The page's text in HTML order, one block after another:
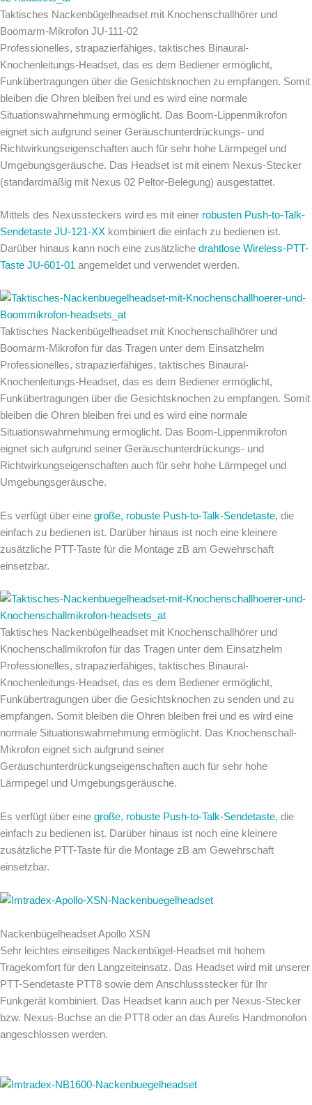
Taktisches Nackenbügelheadset mit Knochenschallhörer und
Boomarm-Mikrofon JU-111-02
Professionelles, strapazierfähiges, taktisches Binaural-
Knochenleitungs-Headset, das es dem Bediener ermöglicht,
Funkübertragungen über die Gesichtsknochen zu empfangen. Somit
bleiben die Ohren bleiben frei und es wird eine normale
Situationswahrnehmung ermöglicht. Das Boom-Lippenmikrofon
eignet sich aufgrund seiner Geräuschunterdrückungs- und
Richtwirkungseigenschaften auch für sehr hohe Lärmpegel und
Umgebungsgeräusche. Das Headset ist mit einem Nexus-Stecker
(standardmäßig mit Nexus 02 Peltor-Belegung) ausgestattet.
Mittels des Nexussteckers wird es mit einer robusten Push-to-Talk-
Sendetaste JU-121-XX kombiniert die einfach zu bedienen ist.
Darüber hinaus kann noch eine zusätzliche drahtlose Wireless-PTT-
Taste JU-601-01 angemeldet und verwendet werden.
Taktisches Nackenbügelheadset mit Knochenschallhörer und
Boomarm-Mikrofon für das Tragen unter dem Einsatzhelm
Professionelles, strapazierfähiges, taktisches Binaural-
Knochenleitungs-Headset, das es dem Bediener ermöglicht,
Funkübertragungen über die Gesichtsknochen zu empfangen. Somit
bleiben die Ohren bleiben frei und es wird eine normale
Situationswahrnehmung ermöglicht. Das Boom-Lippenmikrofon
eignet sich aufgrund seiner Geräuschunterdrückungs- und
Richtwirkungseigenschaften auch für sehr hohe Lärmpegel und
Umgebungsgeräusche.
Es verfügt über eine große, robuste Push-to-Talk-Sendetaste, die
einfach zu bedienen ist. Darüber hinaus ist noch eine kleinere
zusätzliche PTT-Taste für die Montage zB am Gewehrschaft
einsetzbar.
Taktisches Nackenbügelheadset mit Knochenschallhörer und
Knochenschallmikrofon für das Tragen unter dem Einsatzhelm
Professionelles, strapazierfähiges, taktisches Binaural-
Knochenleitungs-Headset, das es dem Bediener ermöglicht,
Funkübertragungen über die Gesichtsknochen zu senden und zu
empfangen. Somit bleiben die Ohren bleiben frei und es wird eine
normale Situationswahrnehmung ermöglicht. Das Knochenschall-
Mikrofon eignet sich aufgrund seiner
Geräuschunterdrückungseigenschaften auch für sehr hohe
Lärmpegel und Umgebungsgeräusche.
Es verfügt über eine große, robuste Push-to-Talk-Sendetaste, die
einfach zu bedienen ist. Darüber hinaus ist noch eine kleinere
zusätzliche PTT-Taste für die Montage zB am Gewehrschaft
einsetzbar.
Nackenbügelheadset Apollo XSN
Sehr leichtes einseitiges Nackenbügel-Headset mit hohem
Tragekomfort für den Langzeiteinsatz. Das Headset wird mit unserer
PTT-Sendetaste PTT8 sowie dem Anschlussstecker für Ihr
Funkgerät kombiniert. Das Headset kann auch per Nexus-Stecker
bzw. Nexus-Buchse an die PTT8 oder an das Aurelis Handmonofon
angeschlossen werden.